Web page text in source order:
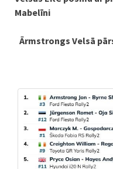
Reading
Mabelīni
Ārmstrongs Velsā